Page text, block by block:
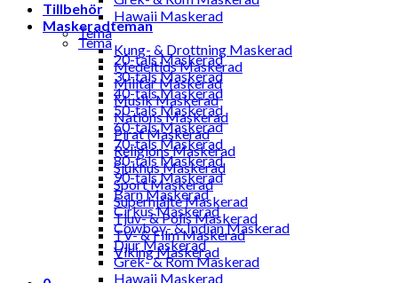
Hawaii Maskerad
Tema
Kung- & Drottning Maskerad
Medeltids Maskerad
Militär Maskerad
Musik Maskerad
Nations Maskerad
Pirat Maskerad
Religions Maskerad
Sjukhus Maskerad
Sport Maskerad
Superhjälte Maskerad
Tjuv- & Polis Maskerad
TV- & Film Maskerad
Viking Maskerad
Tillbehör
Maskeradteman
Tema
20-tals Maskerad
30-tals Maskerad
40-tals Maskerad
50-tals Maskerad
60-tals Maskerad
70-tals Maskerad
80-tals Maskerad
90-tals Maskerad
Barn Maskerad
Cirkus Maskerad
Cowboy- & Indian Maskerad
Djur Maskerad
Grek- & Rom Maskerad
Hawaii Maskerad